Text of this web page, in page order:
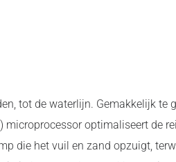
tot de waterlijn. Gemakkelijk te
microprocessor optimaliseert de
die het vuil en zand opzuigt,